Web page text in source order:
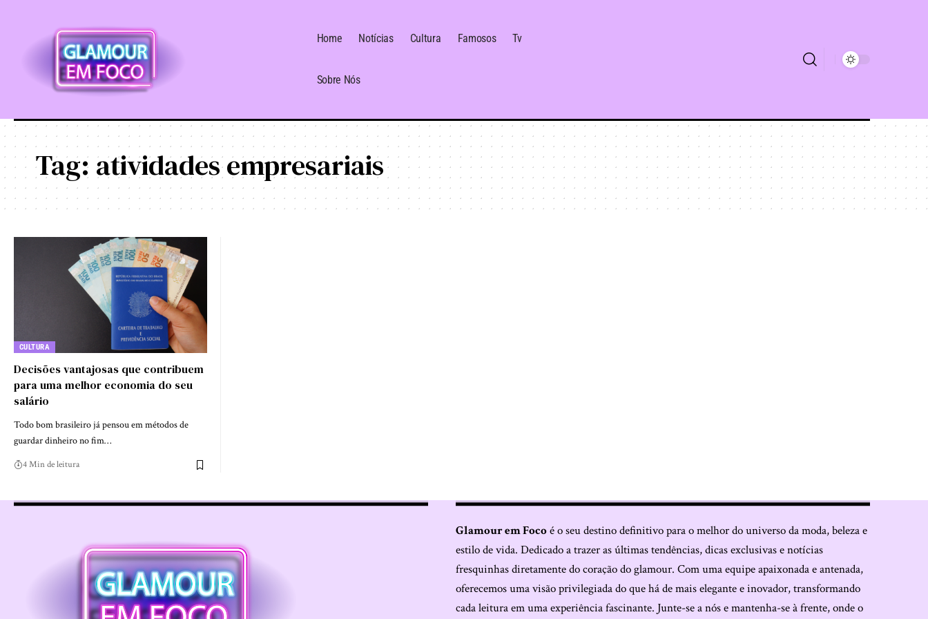
Home Notícias Cultura Famosos Tv
Sobre Nós
Tag: atividades empresariais
CULTURA
Decisões vantajosas que contribuem
para uma melhor economia do seu
salário
Todo bom brasileiro já pensou em métodos de
guardar dinheiro no fim…
4 Min de leitura
Glamour em Focoé o seu destino definitivo para o melhor do universo da moda, beleza e
estilo de vida. Dedicado a trazer as últimas tendências, dicas exclusivas e notícias
fresquinhas diretamente do coração do glamour. Com uma equipe apaixonada e antenada,
oferecemos uma visão privilegiada do que há de mais elegante e inovador, transformando
cada leitura em uma experiência fascinante. Junte-se a nós e mantenha-se à frente, onde o